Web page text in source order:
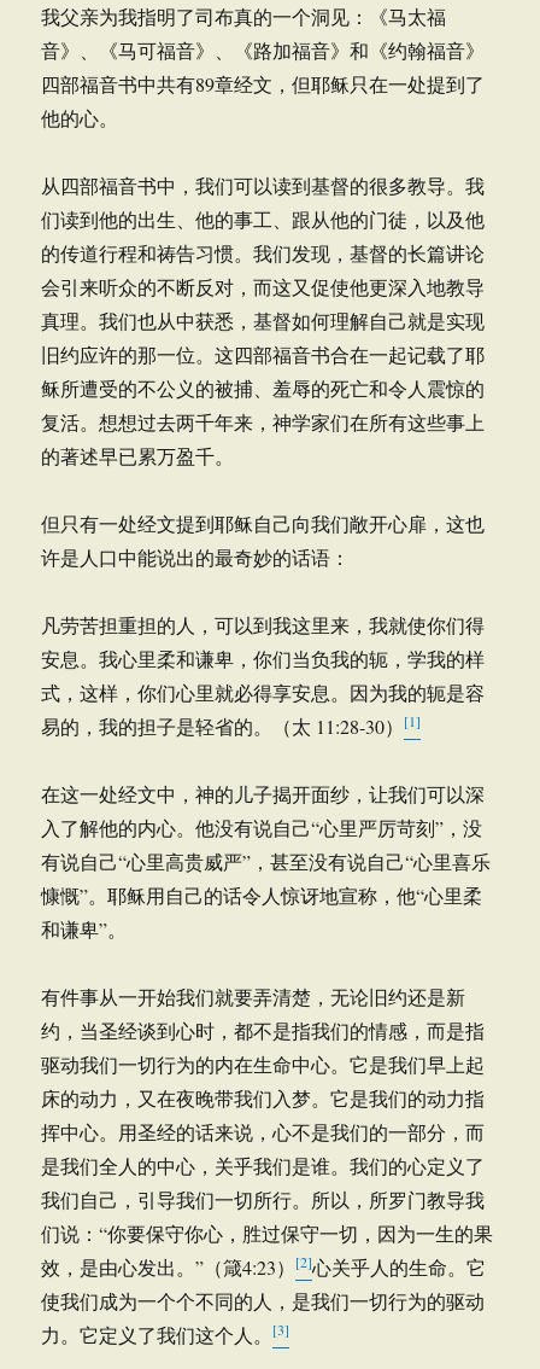
我父亲为我指明了司布真的一个洞见：《马太福
音》、《马可福音》、《路加福音》和《约翰福音》
四部福音书中共有89章经文，但耶稣只在一处提到了
他的心。
从四部福音书中，我们可以读到基督的很多教导。我
们读到他的出生、他的事工、跟从他的门徒，以及他
的传道行程和祷告习惯。我们发现，基督的长篇讲论
会引来听众的不断反对，而这又促使他更深入地教导
真理。我们也从中获悉，基督如何理解自己就是实现
旧约应许的那一位。这四部福音书合在一起记载了耶
稣所遭受的不公义的被捕、羞辱的死亡和令人震惊的
复活。想想过去两千年来，神学家们在所有这些事上
的著述早已累万盈千。
但只有一处经文提到耶稣自己向我们敞开心扉，这也
许是人口中能说出的最奇妙的话语：
凡劳苦担重担的人，可以到我这里来，我就使你们得
安息。我心里柔和谦卑，你们当负我的轭，学我的样
式，这样，你们心里就必得享安息。因为我的轭是容
易的，我的担子是轻省的。（太 11:28-30）
[1]
在这一处经文中，神的儿子揭开面纱，让我们可以深
入了解他的内心。他没有说自己“心里严厉苛刻”，没
有说自己“心里高贵威严”，甚至没有说自己“心里喜乐
慷慨”。耶稣用自己的话令人惊讶地宣称，他“心里柔
和谦卑”。
有件事从一开始我们就要弄清楚，无论旧约还是新
约，当圣经谈到心时，都不是指我们的情感，而是指
驱动我们一切行为的内在生命中心。它是我们早上起
床的动力，又在夜晚带我们入梦。它是我们的动力指
挥中心。用圣经的话来说，心不是我们的一部分，而
是我们全人的中心，关乎我们是谁。我们的心定义了
我们自己，引导我们一切所行。所以，所罗门教导我
们说：“你要保守你心，胜过保守一切，因为一生的果
效，是由心发出。”（箴4:23）
[2]心关乎人的生命。它
使我们成为一个个不同的人，是我们一切行为的驱动
力。它定义了我们这个人。
[3]